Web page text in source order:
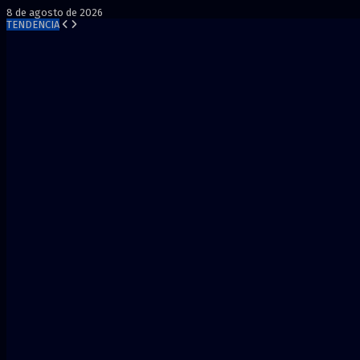
8 de agosto de 2026
TENDENCIA